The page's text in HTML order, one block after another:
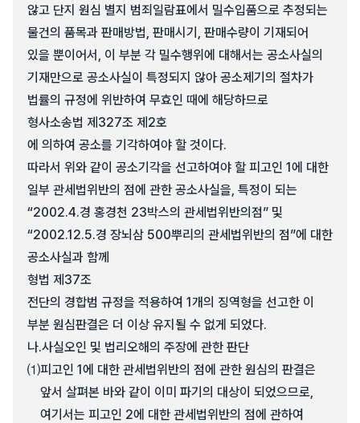
않고 단지 원심 별지 범죄일람표에서 밀수입품으로 추정되는
물건의 품목과 판매방법, 판매시기, 판매수량이 기재되어
있을 뿐이어서, 이 부분 각 밀수행위에 대해서는 공소사실의
기재만으로 공소사실이 특정되지 않아 공소제기의 절차가
법률의 규정에 위반하여 무효인 때에 해당하므로
형사소송법 제327조 제2호
에 의하여 공소를 기각하여야 할 것이다.
따라서 위와 같이 공소기각을 선고하여야 할 피고인 1에 대한
일부 관세법위반의 점에 관한 공소사실을, 특정이 되는
“2002.4.경 홍경천 23박스의 관세법위반의점” 및
“2002.12.5.경 장뇌삼 500뿌리의 관세법위반의 점”에 대한
공소사실과 함께
형법 제37조
전단의 경합범 규정을 적용하여 1개의 징역형을 선고한 이
부분 원심판결은 더 이상 유지될 수 없게 되었다.
나.사실오인 및 법리오해의 주장에 관한 판단
⑴피고인 1에 대한 관세법위반의 점에 관한 원심의 판결은
앞서 살펴본 바와 같이 이미 파기의 대상이 되었으므로,
여기서는 피고인 2에 대한 관세법위반의 점에 관하여